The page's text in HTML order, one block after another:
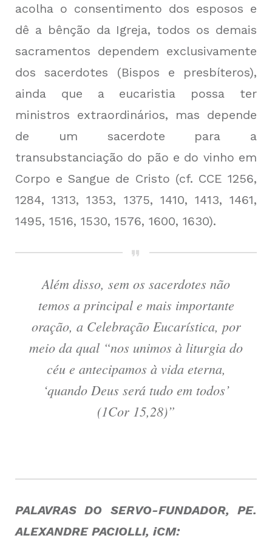
acolha o consentimento dos esposos e
dê a bênção da Igreja, todos os demais
sacramentos dependem exclusivamente
dos sacerdotes (Bispos e presbíteros),
ainda que a eucaristia possa ter
ministros extraordinários, mas depende
de um sacerdote para a
transubstanciação do pão e do vinho em
Corpo e Sangue de Cristo (cf. CCE 1256,
1284, 1313, 1353, 1375, 1410, 1413, 1461,
1495, 1516, 1530, 1576, 1600, 1630).
Além disso, sem os sacerdotes não
temos a principal e mais importante
oração, a Celebração Eucarística, por
meio da qual “nos unimos à liturgia do
céu e antecipamos à vida eterna,
‘quando Deus será tudo em todos’
(1Cor 15,28)”
PALAVRAS DO SERVO-FUNDADOR, PE.
ALEXANDRE PACIOLLI, iCM: